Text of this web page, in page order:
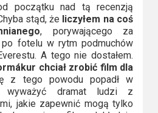
początku nad tą recenzją
stąd, że liczyłem na coś
, porywającego za
fotelu w rytm podmuchów
A tego nie dostałem.
chciał zrobić film dla
z tego powodu popadł w
wyważyć dramat ludzi z
jakie zapewnić mogą tylko